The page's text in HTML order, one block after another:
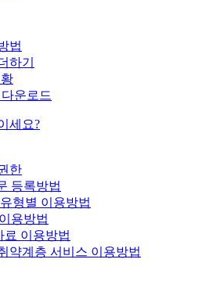
법
하기
운로드
세요?
한
등록방법
형별 이용방법
용방법
료 이용방법
약계층 서비스 이용방법